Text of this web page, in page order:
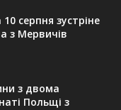
серпня зустріне
з Мервичів
з двома
Польщі з